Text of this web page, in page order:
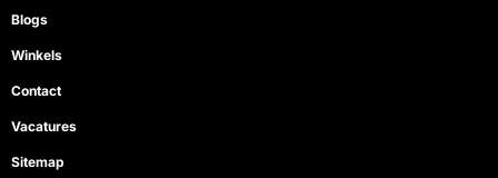
Blogs
Winkels
Contact
Vacatures
Sitemap